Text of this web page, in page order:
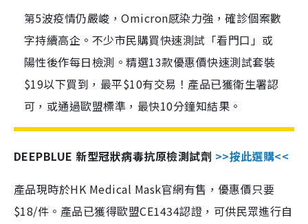
第5波疫情仍嚴峻，Omicron感染力強，確診個案數
字持續高企。不少市民購買快速測試「看門口」或
陽性後作每日檢測。精選13款優惠價快速測試套裝
$19以下買到，最平$10有交易！產品已獲衛生署認
可，或通過歐盟標準，最快10分鐘知結果。
DEEPBLUE 新型冠狀病毒抗原檢測試劑 >>按此選購<<
產品現時於HK Medical Mask官網有售，優惠價只要
$18/件。產品已獲得歐盟CE1434認證，可供民眾進行自